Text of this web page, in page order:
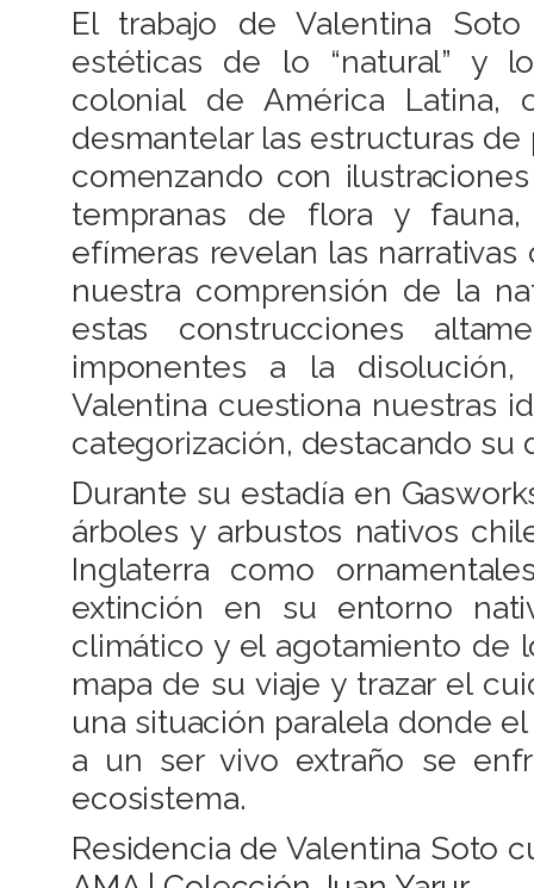
El trabajo de Valentina
estéticas de lo “natural” y
colonial de América
desmantelar las estructuras
comenzando con
tempranas de flora y
efímeras revelan las
nuestra comprensión de la
estas construcciones
imponentes a la disolución,
Valentina cuestiona nuestras
categorización, destacando su
Durante su estadía en
árboles y arbustos nativos
Inglaterra como
extinción en su entorno
climático y el agotamiento de
mapa de su viaje y trazar el
una situación paralela donde
a un ser vivo extraño se
ecosistema.
Residencia de Valentina Soto